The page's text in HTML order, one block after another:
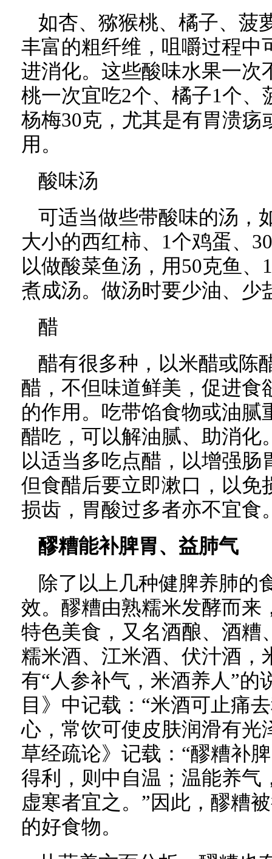
如杏、猕猴桃、橘子、菠
丰富的粗纤维，咀嚼过程中
进消化。这些酸味水果一次
桃一次宜吃2个、橘子1个、
杨梅30克，尤其是有胃溃
用。
酸味汤
可适当做些带酸味的汤，
大小的西红柿、1个鸡蛋、
以做酸菜鱼汤，用50克鱼、
煮成汤。做汤时要少油、少
醋
醋有很多种，以米醋或陈
醋，不但味道鲜美，促进食
的作用。吃带馅食物或油腻
醋吃，可以解油腻、助消化
以适当多吃点醋，以增强
但食醋后要立即漱口，以免
损齿，胃酸过多者亦不宜食
醪糟能补脾胃、益肺气
除了以上几种健脾养肺的
效。醪糟由熟糯米发酵而来
特色美食，又名酒酿、酒糟
糯米酒、江米酒、伏汁酒，
有“人参补气，米酒养人”的
目》中记载：“米酒可止痛
心，常饮可使皮肤润滑有光
草经疏论》记载：“醪糟补
得利，则中自温；温能养气
虚寒者宜之。”因此，醪糟
的好食物。